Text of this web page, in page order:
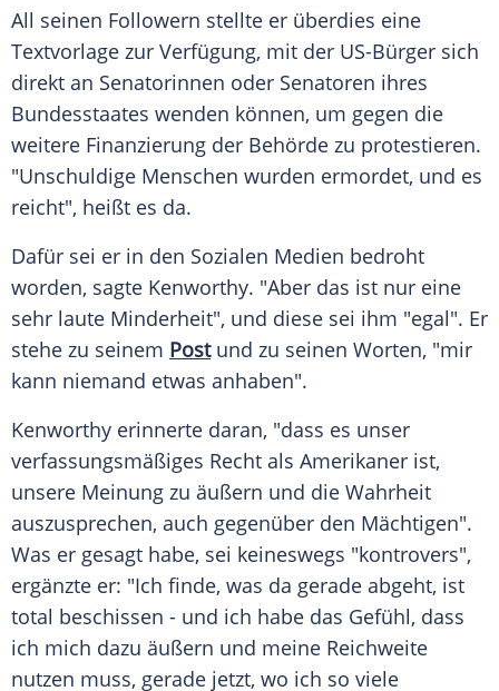
All seinen Followern stellte er überdies eine
Textvorlage zur Verfügung, mit der US-Bürger sich
direkt an Senatorinnen oder Senatoren ihres
Bundesstaates wenden können, um gegen die
weitere Finanzierung der Behörde zu protestieren.
"Unschuldige Menschen wurden ermordet, und es
reicht", heißt es da.
Dafür sei er in den Sozialen Medien bedroht
worden, sagte Kenworthy. "Aber das ist nur eine
sehr laute Minderheit", und diese sei ihm "egal". Er
stehe zu seinem Postund zu seinen Worten, "mir
kann niemand etwas anhaben".
Kenworthy erinnerte daran, "dass es unser
verfassungsmäßiges Recht als Amerikaner ist,
unsere Meinung zu äußern und die Wahrheit
auszusprechen, auch gegenüber den Mächtigen".
Was er gesagt habe, sei keineswegs "kontrovers",
ergänzte er: "Ich finde, was da gerade abgeht, ist
total beschissen - und ich habe das Gefühl, dass
ich mich dazu äußern und meine Reichweite
nutzen muss, gerade jetzt, wo ich so viele